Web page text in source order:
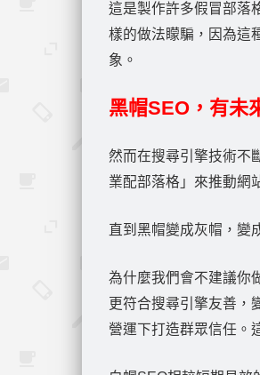
這是製作許多假冒部落
樣的做法矇騙，因為這
象。
黑帽SEO，有未
然而在搜尋引擎技術不
業配部落格」來推動網
直到黑帽變成灰帽，變
為什麼我們會不建議你
更符合搜尋引擎友善，
營運下打造群眾信任。